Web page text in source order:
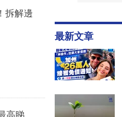
拆解邊
高睇
最新文章